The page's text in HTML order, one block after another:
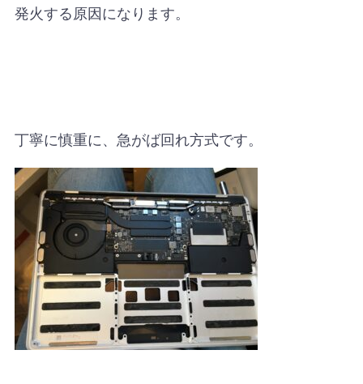
発火する原因になります。
丁寧に慎重に、急がば回れ方式です。